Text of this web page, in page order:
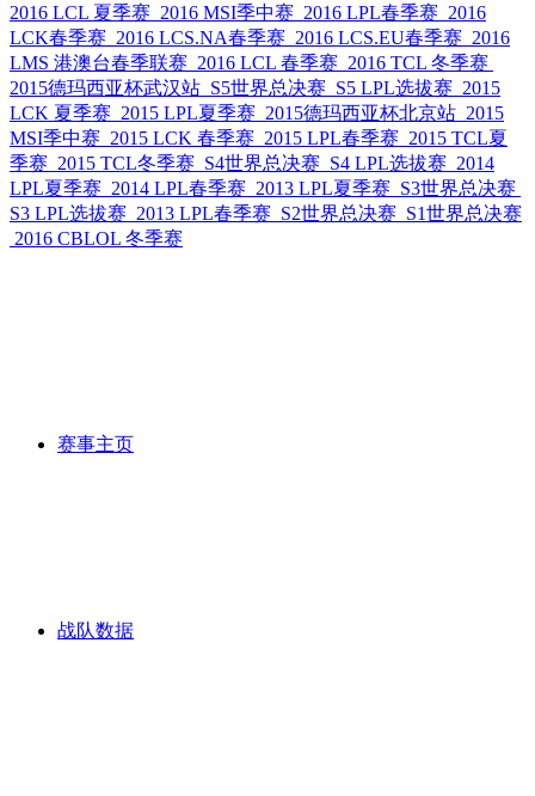
2016 LCL 夏季赛 2016 MSI季中赛 2016 LPL春季赛 2016
LCK春季赛 2016 LCS.NA春季赛 2016 LCS.EU春季赛 2016
LMS 港澳台春季联赛 2016 LCL 春季赛 2016 TCL 冬季赛
2015德玛西亚杯武汉站 S5世界总决赛 S5 LPL选拔赛 2015
LCK 夏季赛 2015 LPL夏季赛 2015德玛西亚杯北京站 2015
MSI季中赛 2015 LCK 春季赛 2015 LPL春季赛 2015 TCL夏
季赛 2015 TCL冬季赛 S4世界总决赛 S4 LPL选拔赛 2014
LPL夏季赛 2014 LPL春季赛 2013 LPL夏季赛 S3世界总决赛
S3 LPL选拔赛 2013 LPL春季赛 S2世界总决赛 S1世界总决赛
2016 CBLOL 冬季赛
赛事主页
战队数据